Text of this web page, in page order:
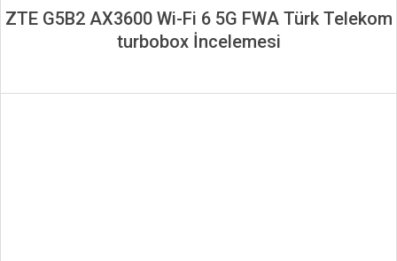
ZTE G5B2 AX3600 Wi-Fi 6 5G FWA Türk Telekom
turbobox İncelemesi